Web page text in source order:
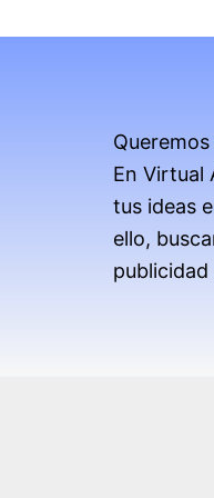
En Virtual
tus ideas
ello,